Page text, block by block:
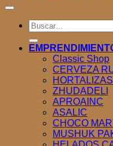
Buscar
por:
Classic Shop
CERVEZA
ZHUDADELI
APROAINC
ASALIC
CHOCO
MUSHUK